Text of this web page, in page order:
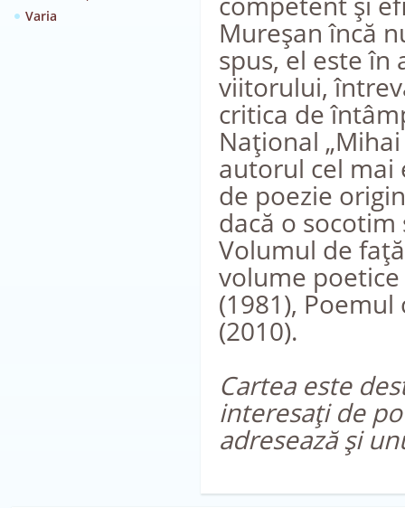
Varia
Mureşan încă
spus, el este
viitorului,
critica de
Naţional
autorul cel mai
de poezie
dacă o socotim
Volumul de
volume
(1981),
(2010).
Cartea este
interesaţi de
adresează şi